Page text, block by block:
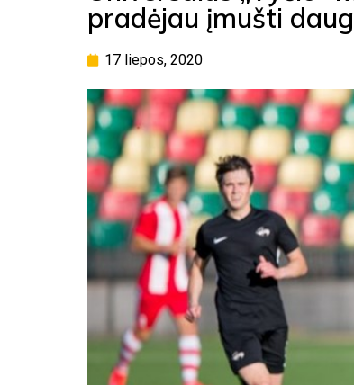
pradėjau įmušti
17 liepos, 2020